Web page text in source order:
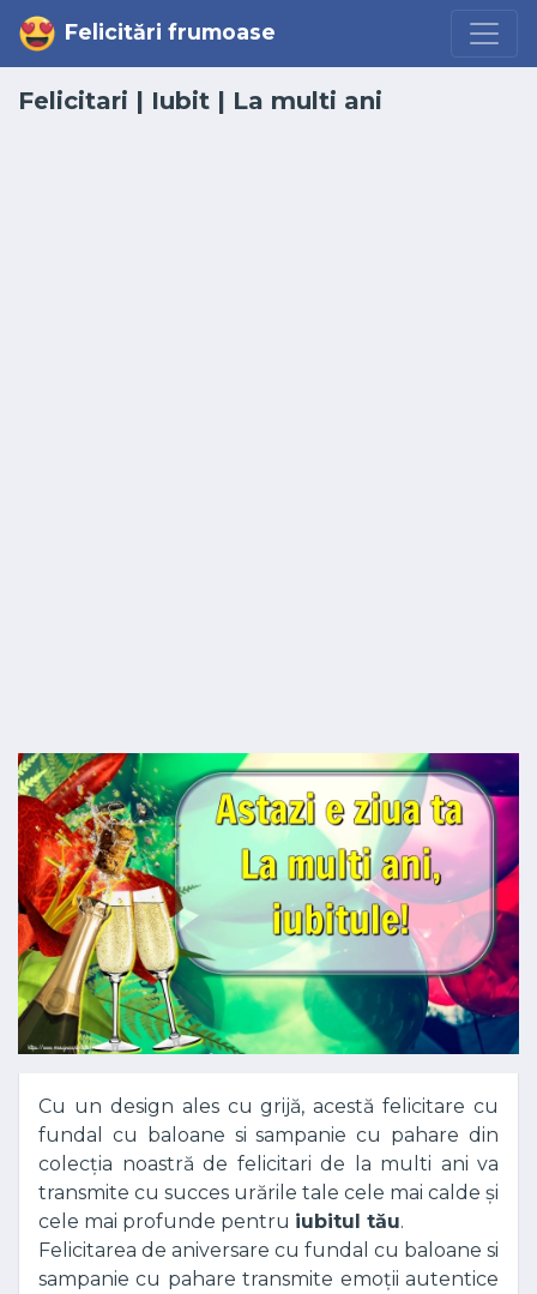
Felicitări frumoase
Felicitari | Iubit | La multi ani
Cu un design ales cu grijă, acestă felicitare cu
fundal cu baloane si sampanie cu pahare din
colecția noastră de felicitari de la multi ani va
transmite cu succes urările tale cele mai calde și
cele mai profunde pentru iubitul tău.
Felicitarea de aniversare cu fundal cu baloane si
sampanie cu pahare transmite emoții autentice